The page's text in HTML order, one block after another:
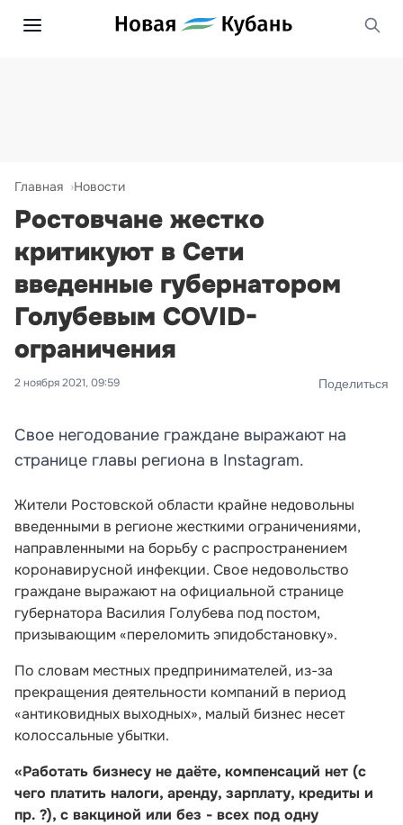
Главная Новости
Ростовчане жестко
критикуют в Сети
введенные губернатором
Голубевым COVID-
ограничения
2 ноября 2021, 09:59 Поделиться
Свое негодование граждане выражают на
странице главы региона в Instagram.
Жители Ростовской области крайне недовольны
введенными в регионе жесткими ограничениями,
направленными на борьбу с распространением
коронавирусной инфекции. Свое недовольство
граждане выражают на официальной странице
губернатора Василия Голубева под постом,
призывающим «переломить эпидобстановку».
По словам местных предпринимателей, из-за
прекращения деятельности компаний в период
«антиковидных выходных», малый бизнес несет
колоссальные убытки.
«Работать бизнесу не даёте, компенсаций нет (с
чего платить налоги, аренду, зарплату, кредиты и
пр. ?), с вакциной или без - всех под одну